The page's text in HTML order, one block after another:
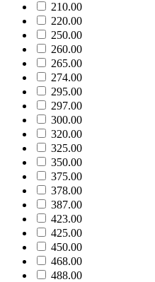
210.00
220.00
250.00
260.00
265.00
274.00
295.00
297.00
300.00
320.00
325.00
350.00
375.00
378.00
387.00
423.00
425.00
450.00
468.00
488.00